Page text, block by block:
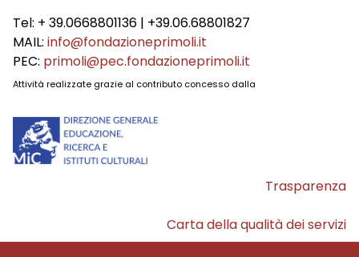
Tel: + 39.0668801136 | +39.06.68801827
MAIL: info@fondazioneprimoli.it
PEC: primoli@pec.fondazioneprimoli.it
Attività realizzate grazie al contributo concesso dalla
Trasparenza
Carta della qualità dei servizi